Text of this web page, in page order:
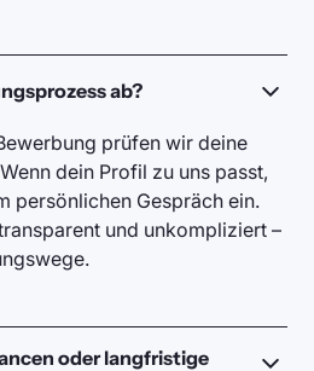
ab?
prüfen wir deine
dein Profil zu uns passt,
persönlichen Gespräch ein.
und unkompliziert –
oder langfristige